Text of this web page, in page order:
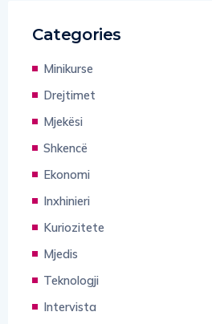
Categories
Minikurse
Drejtimet
Mjekësi
Shkencë
Ekonomi
Inxhinieri
Kuriozitete
Mjedis
Teknologji
Intervista